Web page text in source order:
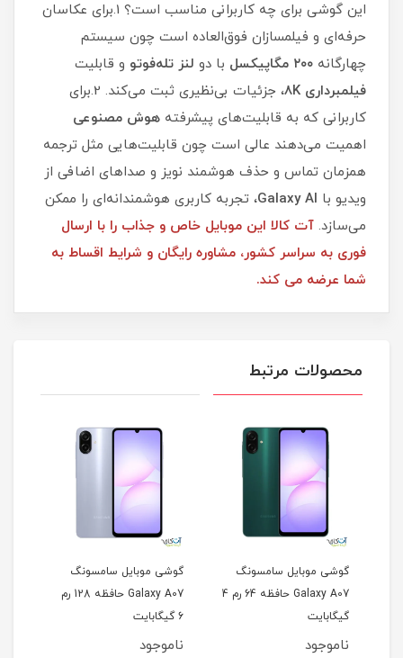
این گوشی برای چه کاربرانی مناسب است؟ 1.برای عکاسان
حرفه‌ای و فیلمسازان فوق‌العاده است چون سیستم
چهارگانه ۲۰۰ مگاپیکسل با دو لنز تله‌فوتو و قابلیت
فیلمبرداری 8K
، جزئیات بی‌نظیری ثبت می‌کند. 2.برای
کاربرانی که به قابلیت‌های پیشرفته هوش مصنوعی
اهمیت می‌دهند عالی است چون قابلیت‌هایی مثل ترجمه
همزمان تماس و حذف هوشمند نویز و صداهای اضافی از
ویدیو با Galaxy AI، تجربه کاربری هوشمندانه‌ای را ممکن
می‌سازد. آت کالا این موبایل خاص و جذاب را با ارسال
فوری به سراسر کشور، مشاوره رایگان و شرایط اقساط به
شما عرضه می کند.
محصولات مرتبط
گوشی موبایل سامسونگ
Galaxy A07 حافظه 64 رم 4
گیگابایت
ناموجود
گوشی موبایل سامسونگ
Galaxy A07 حافظه 128 رم
6 گیگابایت
ناموجود